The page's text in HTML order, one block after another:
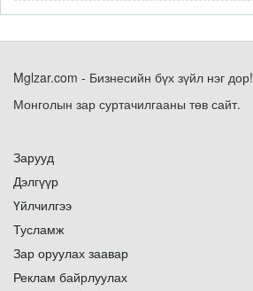
Mglzar.com - Бизнесийн бүх зүйл нэг дор!
Монголын зар суртачилгааны төв сайт.
Зарууд
Дэлгүүр
Үйлчилгээ
Тусламж
Зар оруулах заавар
Реклам байрлуулах